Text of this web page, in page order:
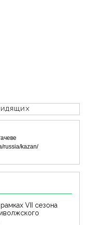
russia/kazan/
VII сезона